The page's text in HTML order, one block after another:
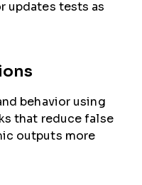
updates tests as
behavior using
that reduce false
outputs more